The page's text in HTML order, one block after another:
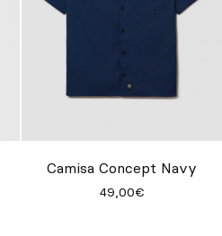
Camisa Concept Navy
49,00€